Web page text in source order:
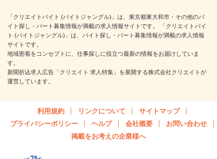
「クリエイトバイト (バイトジャングル)」は、東京都東大和市・その他のバ
イト探し・パート募集情報が満載の求人情報サイトです。 「クリエイトバイ
ト (バイトジャングル)」は、バイト探し・パート募集情報が満載の求人情報
サイトです。
地域密着をコンセプトに、仕事探しに役立つ最新の情報をお届けしていま
す。
新聞折込求人広告「クリエイト 求人特集」を展開する株式会社クリエイトが
運営しています。
利用規約 リンクについて
サイトマップ
プライバシーポリシー
ヘルプ 会社概要
お問い合わせ
掲載をお考えの企業様へ